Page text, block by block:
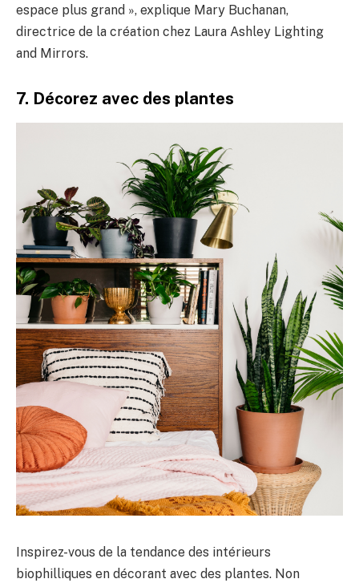
espace plus grand », explique Mary Buchanan,
directrice de la création chez Laura Ashley Lighting
and Mirrors.
7. Décorez avec des plantes
Inspirez-vous de la tendance des intérieurs
biophilliques en décorant avec des plantes. Non